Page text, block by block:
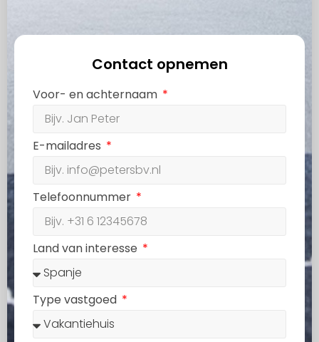
Contact opnemen
Voor- en achternaam
E-mailadres
Telefoonnummer
Land van interesse
Type vastgoed